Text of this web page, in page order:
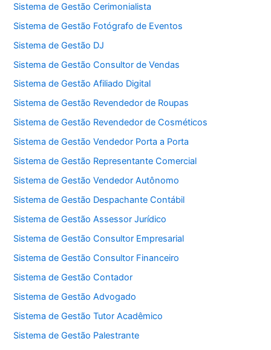
Sistema de Gestão Cerimonialista
Sistema de Gestão Fotógrafo de Eventos
Sistema de Gestão DJ
Sistema de Gestão Consultor de Vendas
Sistema de Gestão Afiliado Digital
Sistema de Gestão Revendedor de Roupas
Sistema de Gestão Revendedor de Cosméticos
Sistema de Gestão Vendedor Porta a Porta
Sistema de Gestão Representante Comercial
Sistema de Gestão Vendedor Autônomo
Sistema de Gestão Despachante Contábil
Sistema de Gestão Assessor Jurídico
Sistema de Gestão Consultor Empresarial
Sistema de Gestão Consultor Financeiro
Sistema de Gestão Contador
Sistema de Gestão Advogado
Sistema de Gestão Tutor Acadêmico
Sistema de Gestão Palestrante